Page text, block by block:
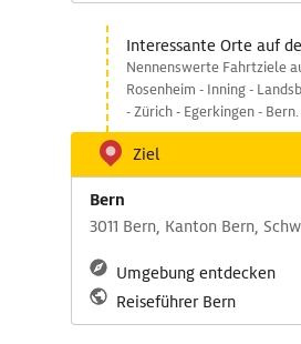
Interessante Orte auf
Nennenswerte Fahrtziele
Rosenheim - Inning -
- Zürich - Egerkingen - Bern.
Ziel
Bern
3011 Bern, Kanton Bern,
Umgebung entdecken
Reiseführer Bern